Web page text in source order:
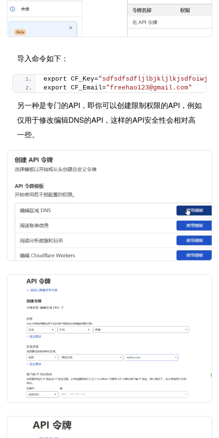
导入命令如下：
export CF_Key="sdfsdfsdfljlbjkljlkjsdfoiwje"
export CF_Email="freehao123@gmail.com"
另一种是专门的API，即你可以创建限制权限的API，例如
仅用于修改编辑DNS的API，这样的API安全性会相对高
一些。